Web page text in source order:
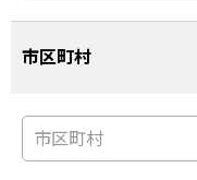
市区町村